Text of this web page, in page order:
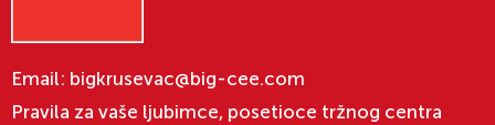
Email: bigkrusevac@big-cee.com
Pravila za vaše ljubimce, posetioce tržnog centra